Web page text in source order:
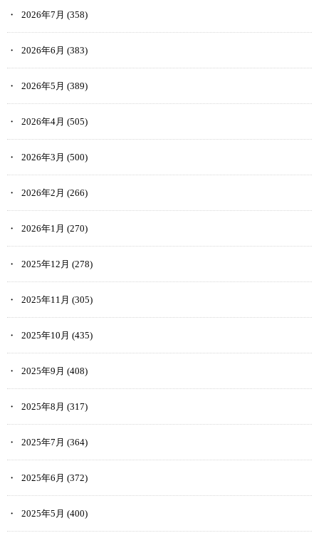
2026年7月 (358)
2026年6月 (383)
2026年5月 (389)
2026年4月 (505)
2026年3月 (500)
2026年2月 (266)
2026年1月 (270)
2025年12月 (278)
2025年11月 (305)
2025年10月 (435)
2025年9月 (408)
2025年8月 (317)
2025年7月 (364)
2025年6月 (372)
2025年5月 (400)